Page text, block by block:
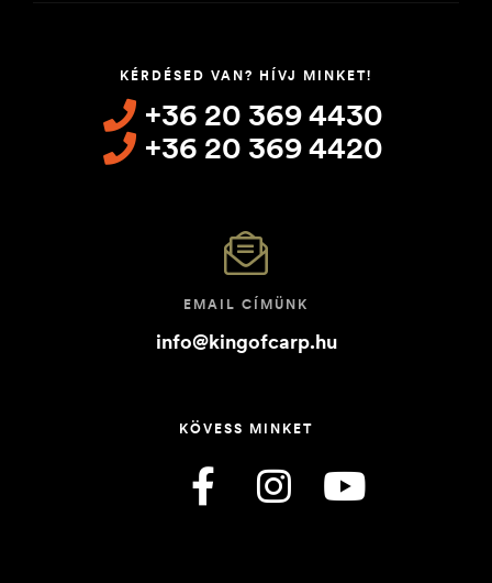
KÉRDÉSED VAN? HÍVJ MINKET!
+36 20 369 4430
+36 20 369 4420
EMAIL CÍMÜNK
info@kingofcarp.hu
KÖVESS MINKET